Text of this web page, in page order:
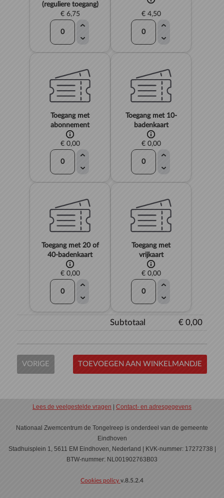
(reguliere toegang)
€ 6,75
€ 4,50
Toegang met
abonnement
€ 0,00
Toegang met 10-
badenkaart
€ 0,00
Toegang met 20 of
40-badenkaart
€ 0,00
Toegang met
vrijkaart
€ 0,00
Subtotaal € 0,00
VORIGE TOEVOEGEN AAN WINKELMANDJE
Lees de veelgestelde vragen Contact- en adresgegevens
Nationaal Zwemcentrum de Tongelreep is onderdeel van de gemeente
Eindhoven
Stadhuisplein 1, 5611 EM Eindhoven, Nederland | KVK-nummer: 17272738 |
BTW-nummer: NL001902763B03
Cookies policy v.8.5.2.4